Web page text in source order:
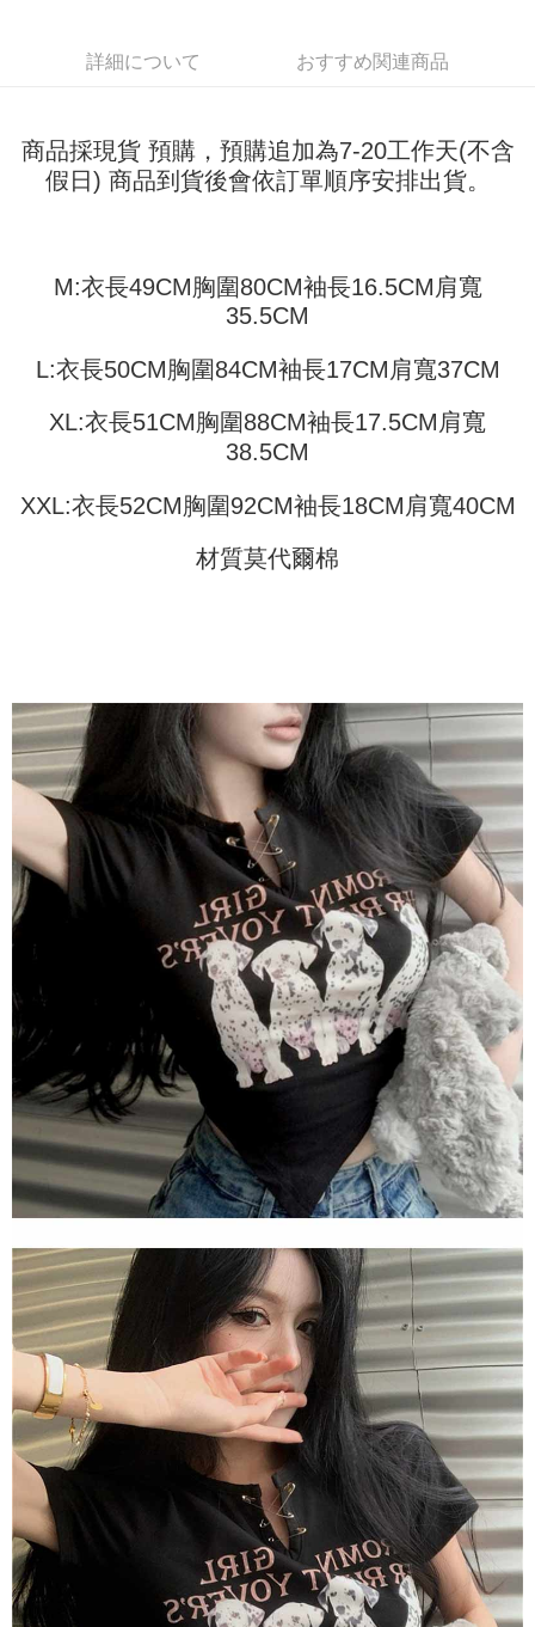
4. 注文成立後30分以内に確認取引を行わない場合や審査が通過しない場
合、注文は自動的にキャンセルされます。「転専審査」に未通過の状況が
【支払い方法の説明】
支払いを選択できます。
って提供され、ユーザーが取引時に本サービスを通じて商品やサービスを
後、契約に基づいて当社の請求書で帳款を支払うことになります。
2. 「OP Pay Later」を利用する契約関係の目的から、店舗はあなたの個人
情報（名前、電話または住所を含む）を台湾大哥大に提供し、収集、処理
認、照合および修正を行います。
3. 完全なユーザーサービス規約については、以下のリンクを参照してくだ
https://oppay.tw/userRule
はアプリの通知に従って、4大コンビニ、またはATM/オンラインバンキン
グでお支払いください。
お支払期限は、ショップが請求した期日と、AFTEEで延長できる日数をも
とに計算されます。AFTEEで注文すると、商品を受け取るまで支払い期限
約商品や商品到着日が比較的遅い商品）。そのため、商品到着の有無に関
わらず、AFTEEで指定された期限内にお支払いください。
二、支払い限度額
1.初回 AFTEEを ご利用の際に、認証結果及び当社の審査の結果に基づ
3.現在、台湾の会員のみご利用いただけます。
三、利用規約「AFTEE代金後払い」（以下当サービスという）はネットプ
ロテクションズ（以下 AFTEE という）が提供し、AFTEEが代金を徴収し
ださい（https://aftee.tw/privacypolicy/）。
AFTEEの初回ご利用の際に、審査を通過すれば、最高額がNT$10,000にな
ります。支払い期限を過ぎた場合、その金額に基づいて年利20%の遅延滞
納金が加算されます。未成年の利用者は、事前に法定代理人または後見人
の同意を得ればAFTEEをご利用いただけます。
個人情報の処理、利用について疑問がある、または関連する法律の権利を
行使したい場合は、ネットプロテクションズ
cs_tw@netprotections.co.jp
にご連絡ください。上記に示した個人情報を、必要な購入注文書とあわせ
てAFTEEにご提供いただく、またはAFTEEにあなたの個人情報の収集、処
理、利用を許可することににご同意いただけない場合は、当サービスを選
択しないでください。
全家取貨付款
付款 後全家取貨
配送毎にNT$45
付款 後7-11取貨
配送毎にNT$45、NT$499以上で送料無料
宅配
詳細について おすすめ関連商品
商品採現貨 預購，預購追加為7-20工作天(不含
假日) 商品到貨後會依訂單順序安排出貨。
M:衣長49CM胸圍80CM袖長16.5CM肩寬
35.5CM
L:衣長50CM胸圍84CM袖長17CM肩寬37CM
XL:衣長51CM胸圍88CM袖長17.5CM肩寬
38.5CM
XXL:衣長52CM胸圍92CM袖長18CM肩寬40CM
材質莫代爾棉